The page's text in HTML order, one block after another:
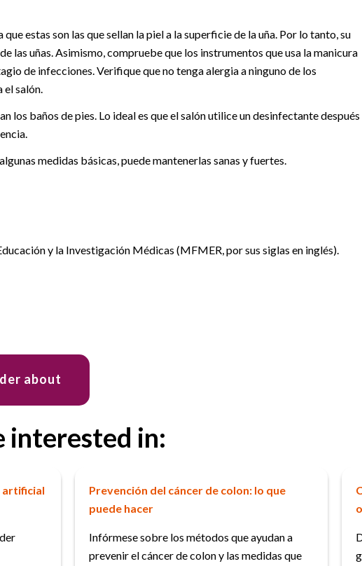
estas son las que sellan la piel a la superficie de la uña. Por lo tanto, su
las uñas. Asimismo, compruebe que los instrumentos que usa la manicura
de infecciones. Verifique que no tenga alergia a ninguno de los
salón.
los baños de pies. Lo ideal es que el salón utilice un desinfectante después
medidas básicas, puede mantenerlas sanas y fuertes.
y la Investigación Médicas (MFMER, por sus siglas en inglés).
about
interested in:
artificial
Prevención del cáncer de colon: lo que
puede hacer
Infórmese sobre los métodos que ayudan a
prevenir el cáncer de colon y las medidas que